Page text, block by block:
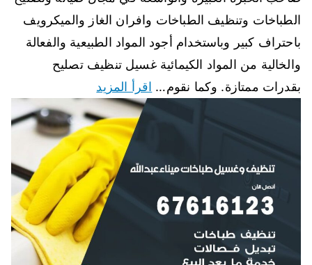
الطباخات وتنظيف الطباخات وافران الغاز والميكرويف
باحتراف كبير وباستخدام أجود المواد الطبيعية والفعالة
والخالية من المواد الكيمائية غسيل تنظيف تصليح
بقدرات ممتازة. وكما نقوم… اقرأ المزيد